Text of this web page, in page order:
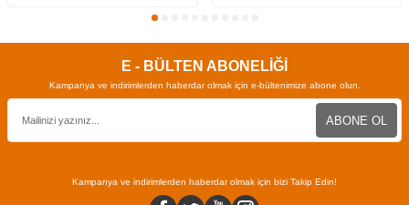
E - BÜLTEN ABONELİĞİ
Kampanya ve indirimlerden haberdar olmak için e-bültenimize abone olun.
ABONE OL
Kampanya ve indirimlerden haberdar olmak için bizi Takip Edin!